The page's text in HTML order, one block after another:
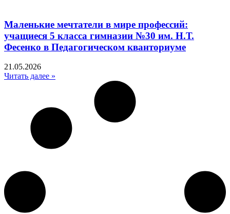
Маленькие мечтатели в мире профессий:
учащиеся 5 класса гимназии №30 им. Н.Т.
Фесенко в Педагогическом кванториуме
21.05.2026
Читать далее »